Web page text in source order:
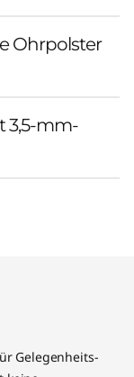
Ohrpolster
3,5-mm-
Gelegenheits-